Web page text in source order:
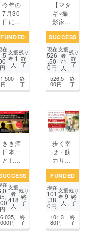
今年の
7月30
日にナ
カナカ
市に出
店する
ための
グッズ
を作り
たいで
す。な
FUNDED
在
円
支援
者1
人
残り
終
了
1,500
円
終
了
【マタ
ギ×撮
影家】
日本の
植物を
デジタ
ル化す
る「iPl
antsプ
ロジェ
クト」
SUCCESS
現在
526
,50
0円
支援
者
71
人
残り
終
了
526,5
00円
終
了
きき酒
日本一
として
の挑
戦！酒
蔵最大
の危機
が造り
上げた
「坑道
熟成高
在
円
支援
者
418
人
残り
終
了
6,035,
000円
終
了
歩く幸
せ・筋
力サ
ポート
♪話題
のHMB
1200
㎎配
合、食
べやす
いゼ
FUNDED
現在
101
,38
0円
支援
者9
人
残り
終
了
101,3
80円
終
了